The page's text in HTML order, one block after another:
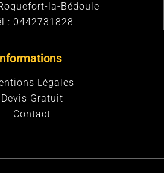
la-Bédoule
: 0442731828
Légales
Devis Gratuit
Contact